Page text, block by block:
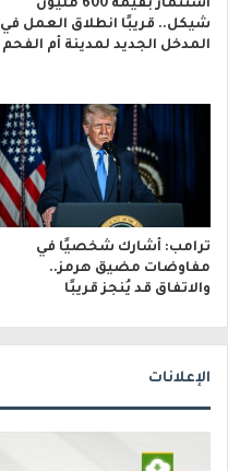
استثمار بقيمة 600 مليون
شيكل.. قريبًا انطلاق العمل في
المدخل الجديد لمدينة أم الفحم
ترامب: أشارك شخصيًا في
مفاوضات مضيق هرمز..
والاتفاق قد يُنجز قريبًا
الإعلانات